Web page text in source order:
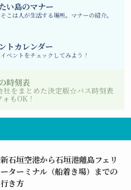
い島のマナー
こは人が生活する場所。マナーの紹介。
トカレンダー
ベントをチェックしてみよう！
時刻表
社をまとめた決定版☆バス時刻表
もOK！
新石垣空港から石垣港離島フェリ
ーターミナル（船着き場）までの
行き方